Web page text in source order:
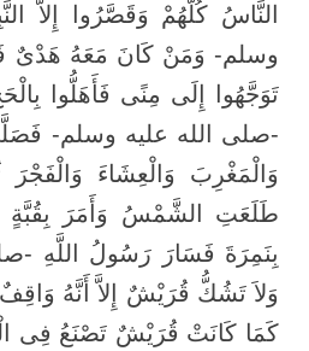
النَّاسُ كُلُّهُمْ وَقَصَّرُوا إِلاَّ
وسلم- وَمَنْ كَانَ مَعَهُ هَدْىٌ
تَوَجَّهُوا إِلَى مِنًى فَأَهَلُّوا
-صلى الله عليه وسلم-
وَالْمَغْرِبَ وَالْعِشَاءَ
طَلَعَتِ الشَّمْسُ وَأَمَرَ
بِنَمِرَةَ فَسَارَ رَسُولُ اللَّهِ -
وَلاَ تَشُكُّ قُرَيْشٌ إِلاَّ أَنَّهُ
كَمَا كَانَتْ قُرَيْشٌ تَصْنَعُ فِى